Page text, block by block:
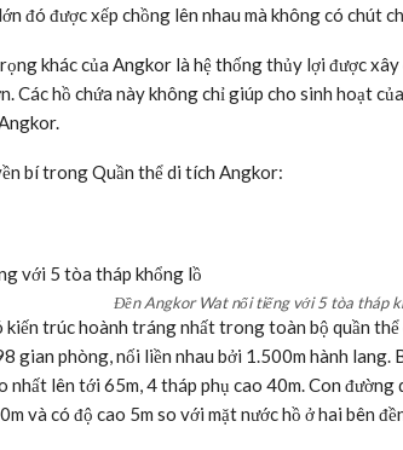
đó được xếp chồng lên nhau mà không có chút
khác của Angkor là hệ thống thủy lợi được
Các hồ chứa này không chỉ giúp cho sinh hoạt
bí trong Quần thể di tích Angkor:
Đền Angkor Wat nổi tiếng với 5 tòa tháp
trúc hoành tráng nhất trong toàn bộ quần
gian phòng, nối liền nhau bởi 1.500m hành
lên tới 65m, 4 tháp phụ cao 40m. Con đường
và có độ cao 5m so với mặt nước hồ ở hai bên